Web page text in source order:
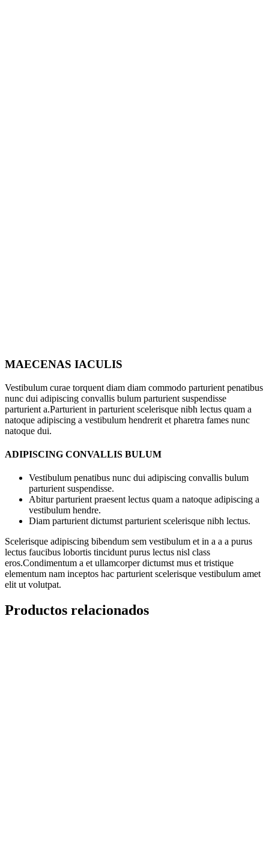
MAECENAS IACULIS
Vestibulum curae torquent diam diam commodo parturient penatibus
nunc dui adipiscing convallis bulum parturient suspendisse
parturient a.Parturient in parturient scelerisque nibh lectus quam a
natoque adipiscing a vestibulum hendrerit et pharetra fames nunc
natoque dui.
ADIPISCING CONVALLIS BULUM
Vestibulum penatibus nunc dui adipiscing convallis bulum
parturient suspendisse.
Abitur parturient praesent lectus quam a natoque adipiscing a
vestibulum hendre.
Diam parturient dictumst parturient scelerisque nibh lectus.
Scelerisque adipiscing bibendum sem vestibulum et in a a a purus
lectus faucibus lobortis tincidunt purus lectus nisl class
eros.Condimentum a et ullamcorper dictumst mus et tristique
elementum nam inceptos hac parturient scelerisque vestibulum amet
elit ut volutpat.
Productos relacionados